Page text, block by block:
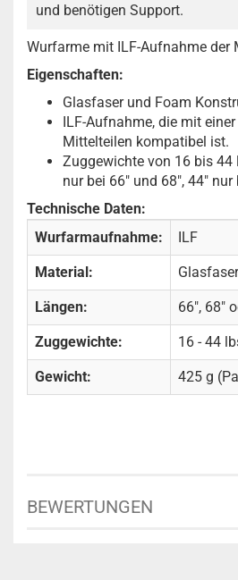
und benötigen Support.
Wurfarme mit ILF-Aufnahme der
Eigenschaften:
Glasfaser und Foam
ILF-Aufnahme, die mit
Mittelteilen kompatibel ist.
Zuggewichte von 16 bis
nur bei 66" und 68", 44" nur
Technische Daten:
Wurfarmaufnahme:
ILF
Material:
Längen: 66", 68"
Zuggewichte: 16 - 44
Gewicht: 425 g
BEWERTUNGEN